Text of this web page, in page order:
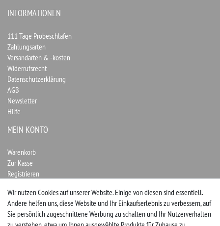
INFORMATIONEN
111 Tage Probeschlafen
Zahlungsarten
Versandarten & -kosten
Widerrufsrecht
Datenschutzerklärung
AGB
Newsletter
Hilfe
MEIN KONTO
Warenkorb
Zur Kasse
Registrieren
Vertrag widerrufen
Wir nutzen Cookies auf unserer Website. Einige von diesen sind essentiell.
Andere helfen uns, diese Website und Ihr Einkaufserlebnis zu verbessern, auf
Sie persönlich zugeschnittene Werbung zu schalten und Ihr Nutzerverhalten